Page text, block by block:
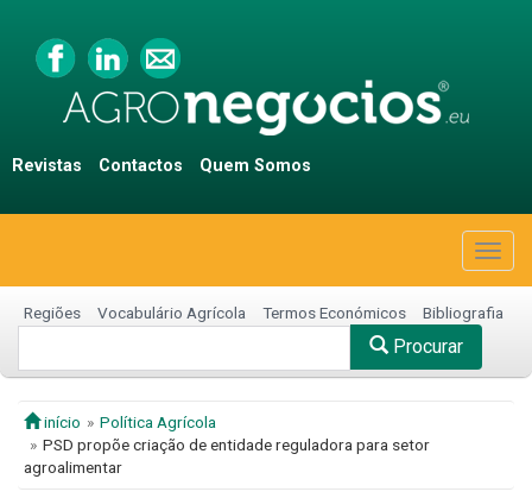
Revistas Contactos Quem Somos
Regiões Vocabulário Agrícola Termos Económicos Bibliografia
Procurar
início
Política Agrícola
PSD propõe criação de entidade reguladora para setor
agroalimentar